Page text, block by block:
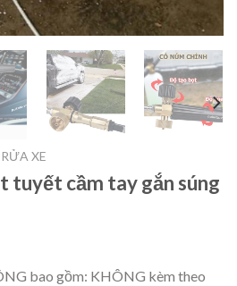
XE
tuyết cầm tay gắn súng
bao gồm: KHÔNG kèm theo